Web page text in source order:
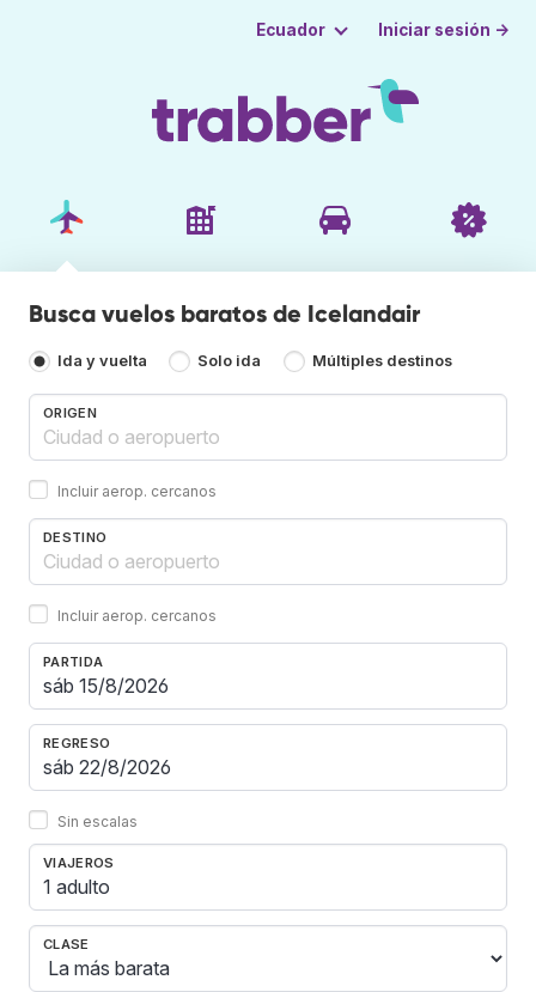
Ecuador Iniciar sesión →
Busca vuelos baratos de Icelandair
Ida y vuelta Solo ida Múltiples destinos
ORIGEN
Incluir aerop. cercanos
DESTINO
Incluir aerop. cercanos
PARTIDA
REGRESO
Sin escalas
VIAJEROS
1 adulto
CLASE